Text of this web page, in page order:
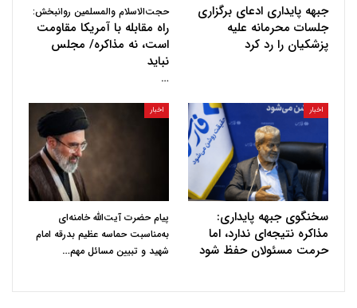
جبهه پایداری ادعای برگزاری
جلسات محرمانه علیه
پزشکیان را رد کرد
حجت‌الاسلام والمسلمین روانبخش:
راه مقابله با آمریکا مقاومت
است، نه مذاکره/ مجلس
نباید
…
اخبار
سخنگوی جبهه پایداری:
مذاکره نتیجه‌ای ندارد، اما
حرمت مسئولان حفظ شود
اخبار
پیام حضرت آیت‌الله خامنه‌ای
به‌مناسبت حماسه عظیم بدرقه امام
شهید و تبیین مسائل مهم…